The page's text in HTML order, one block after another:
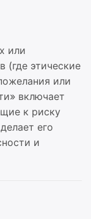
или
(где этические
или
включает
к риску
его
и